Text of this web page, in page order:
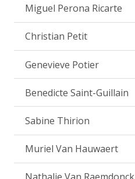
Miguel Perona Ricarte
Christian Petit
Genevieve Potier
Benedicte Saint-Guillain
Sabine Thirion
Muriel Van Hauwaert